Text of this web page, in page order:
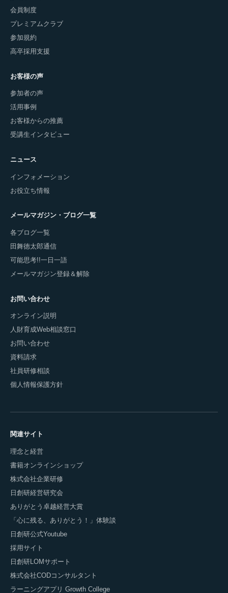
会員制度
プレミアムクラブ
参加規約
高卒採用支援
お客様の声
参加者の声
活用事例
お客様からの推薦
受講生インタビュー
ニュース
インフォメーション
お役立ち情報
メールマガジン・ブログ一覧
各ブログ一覧
田舞徳太郎通信
可能思考!!一日一語
メールマガジン登録＆解除
お問い合わせ
オンライン説明
人財育成Web相談窓口
お問い合わせ
資料請求
社員研修相談
個人情報保護方針
関連サイト
理念と経営
書籍オンラインショップ
株式会社企業研修
日創研経営研究会
ありがとう卓越経営大賞
「心に残る、ありがとう！」体験談
日創研公式Youtube
採用サイト
日創研LOMサポート
株式会社CODコンサルタント
ラーニングアプリ Growth College